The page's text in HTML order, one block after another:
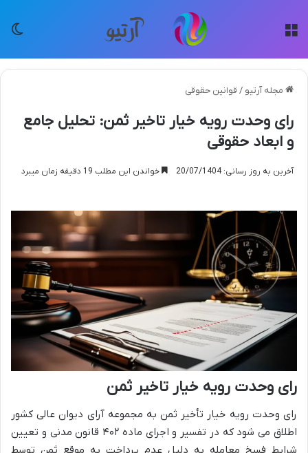
مجله آرتیو / قوانین حقوقی
رای وحدت رویه خیار تاخیر ثمن: تحلیل جامع
و ابعاد حقوقی
آخرین به روز رسانی: 20/07/1404 خواندن این مطلب 19 دقیقه زمان میبرد
رای وحدت رویه خیار تاخیر ثمن
رای وحدت رویه خیار تأخیر ثمن به مجموعه آرای دیوان عالی کشور
اطلاق می شود که در تفسیر و اجرای ماده ۴۰۲ قانون مدنی و تعیین
شرایط فسخ معامله به دلیل عدم پرداخت به موقع ثمن توسط